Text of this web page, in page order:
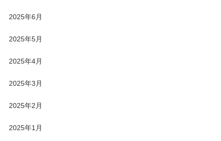
2025年6月
2025年5月
2025年4月
2025年3月
2025年2月
2025年1月